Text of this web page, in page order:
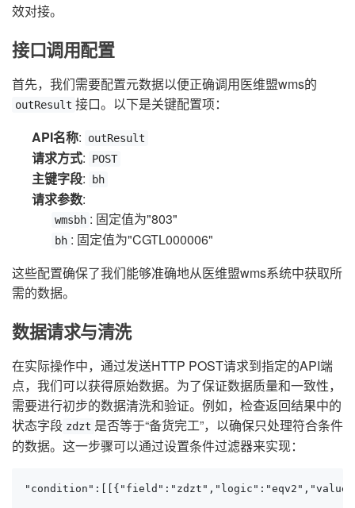
效对接。
接口调用配置
首先，我们需要配置元数据以便正确调用医维盟wms的
outResult 接口。以下是关键配置项：
API名称: outResult
请求方式: POST
主键字段: bh
请求参数:
wmsbh : 固定值为"803"
bh : 固定值为"CGTL000006"
这些配置确保了我们能够准确地从医维盟wms系统中获取所
需的数据。
数据请求与清洗
在实际操作中，通过发送HTTP POST请求到指定的API端
点，我们可以获得原始数据。为了保证数据质量和一致性，
需要进行初步的数据清洗和验证。例如，检查返回结果中的
状态字段 zdzt 是否等于“备货完工”，以确保只处理符合条件
的数据。这一步骤可以通过设置条件过滤器来实现：